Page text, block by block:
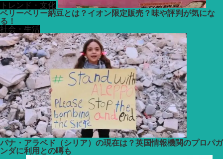
トレンド・文化
ベリーベリー納豆とは？イオン限定販売？味や評判が気にな
る！
社会・生活
バナ・アラベド（シリア）の現在は？英国情報機関のプロパガ
ンダに利用との噂も